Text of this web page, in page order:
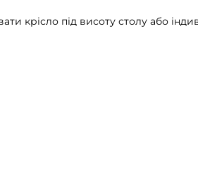
крісло під висоту столу або